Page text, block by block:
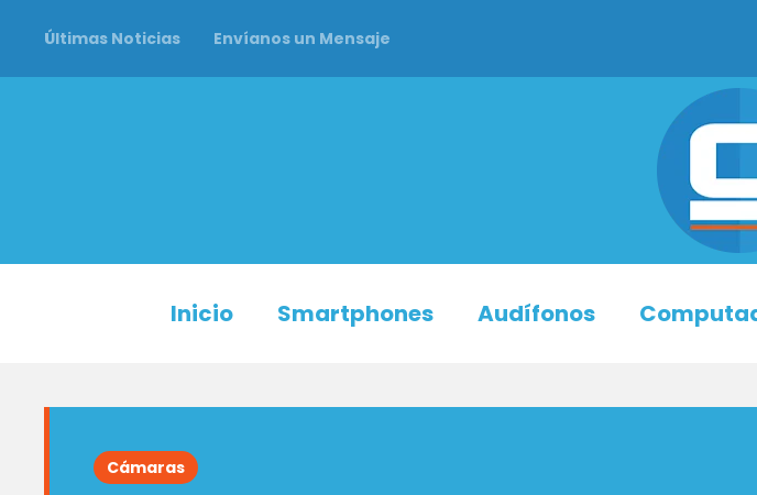
Últimas Noticias Envíanos un Mensaje
Inicio Smartphones Audífonos
Cámaras